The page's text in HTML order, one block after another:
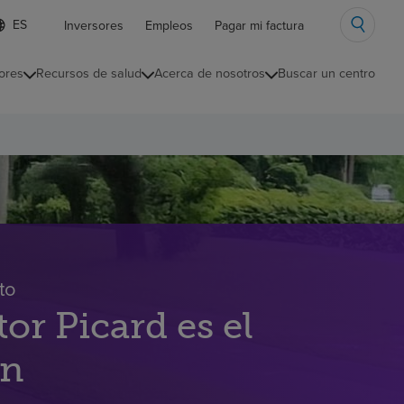
Inversores Empleos Pagar mi factura
Recursos de salud Acerca de nosotros Buscar un centro
Picard es el